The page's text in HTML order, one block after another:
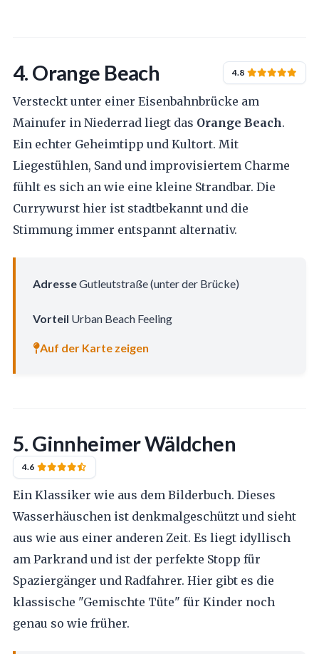
4. Orange Beach 4.8
Versteckt unter einer Eisenbahnbrücke am
Mainufer in Niederrad liegt das Orange Beach.
Ein echter Geheimtipp und Kultort. Mit
Liegestühlen, Sand und improvisiertem Charme
fühlt es sich an wie eine kleine Strandbar. Die
Currywurst hier ist stadtbekannt und die
Stimmung immer entspannt alternativ.
AdresseGutleutstraße (unter der Brücke)
Vorteil Urban Beach Feeling
Auf der Karte zeigen
5. Ginnheimer Wäldchen
4.6
Ein Klassiker wie aus dem Bilderbuch. Dieses
Wasserhäuschen ist denkmalgeschützt und sieht
aus wie aus einer anderen Zeit. Es liegt idyllisch
am Parkrand und ist der perfekte Stopp für
Spaziergänger und Radfahrer. Hier gibt es die
klassische "Gemischte Tüte" für Kinder noch
genau so wie früher.